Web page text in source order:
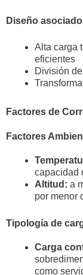
Diseño
Alta carga
eficientes
División
Factores de
Factores
capacidad
Altitud: a
por menor
Tipología de
Carga
como